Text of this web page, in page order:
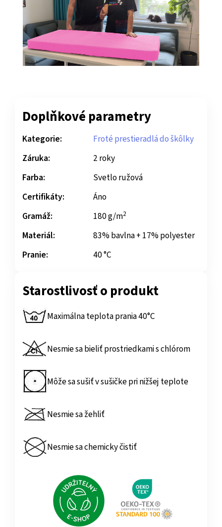
Doplňkové parametry
Kategorie:
Froté prestieradlá do škôlky
Záruka:
2 roky
Farba:
Svetlo ružová
Certifikáty:
Áno
Gramáž:
180 g/m2
Materiál:
83% bavlna + 17% polyester
Pranie:
40 °C
Starostlivosť o produkt
Maximálna teplota prania 40°C
Nesmie sa bieliť prostriedkami s chlórom
Môže sa sušiť v sušičke pri nižšej teplote
Nesmie sa žehliť
Nesmie sa chemicky čistiť